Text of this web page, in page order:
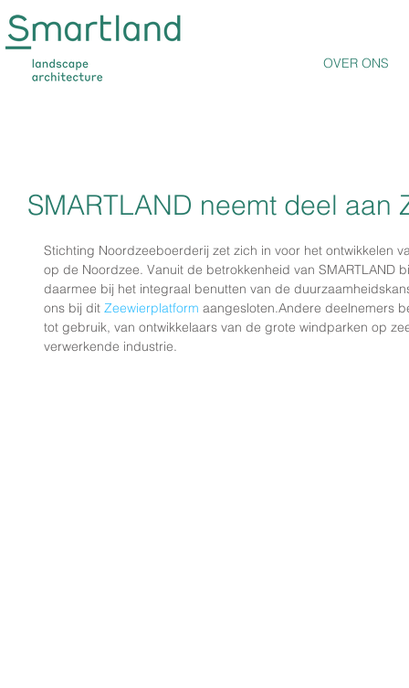
OVER ONS
SMARTLAND neemt deel aan
Stichting Noordzeeboerderij zet zich in voor het ontwikkelen
op de Noordzee. Vanuit de betrokkenheid van SMARTLAND
daarmee bij het integraal benutten van de
ons bij dit Zeewierplatform aangesloten.Andere deelnemers
tot gebruik, van ontwikkelaars van de grote windparken op
verwerkende industrie.